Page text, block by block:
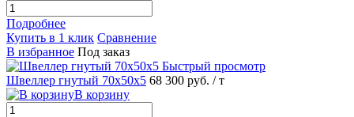
Подробнее
Купить в 1 клик Сравнение
В избранное Под заказ
Быстрый просмотр
Швеллер гнутый 70х50х5 68 300 руб. / т
В корзину